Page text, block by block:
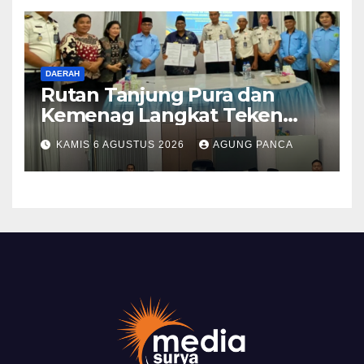
DAERAH
Rutan Tanjung Pura dan
Kemenag Langkat Teken
PKS Pembinaan Kerohanian
Warga Binaan
KAMIS 6 AGUSTUS 2026 AGUNG PANCA